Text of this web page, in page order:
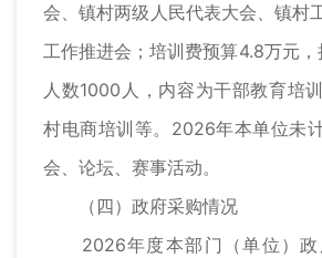
会、镇村两级人民代表大会、镇村
工作推进会；培训费预算4.8万元，
人数1000人，内容为干部教育培
村电商培训等。2026年本单位未
会、论坛、赛事活动。
（四）政府采购情况
2026年度本部门（单位）政